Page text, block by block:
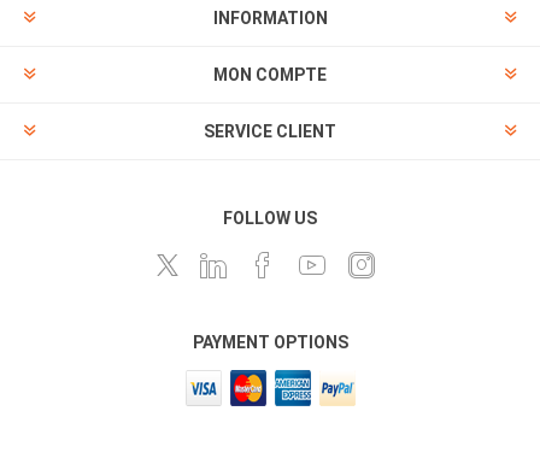
INFORMATION
MON COMPTE
SERVICE CLIENT
FOLLOW US
PAYMENT OPTIONS